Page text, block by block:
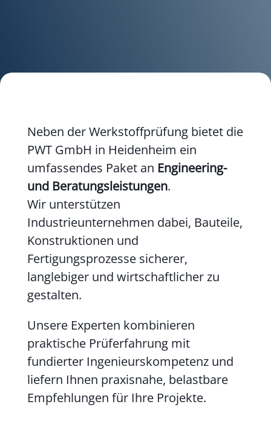
Neben der Werkstoffprüfung bietet die
PWT GmbH in Heidenheim ein
umfassendes Paket an Engineering-
und Beratungsleistungen.
Wir unterstützen
Industrieunternehmen dabei, Bauteile,
Konstruktionen und
Fertigungsprozesse sicherer,
langlebiger und wirtschaftlicher zu
gestalten.
Unsere Experten kombinieren
praktische Prüferfahrung mit
fundierter Ingenieurskompetenz und
liefern Ihnen praxisnahe, belastbare
Empfehlungen für Ihre Projekte.